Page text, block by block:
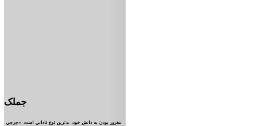
جملک
مغرور بودن به دانش خود، بدترين نوع ناداني است. «جرجي